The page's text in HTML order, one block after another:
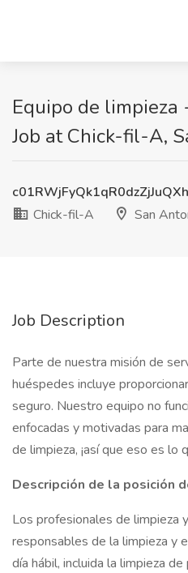
Equipo de limpieza
Job at Chick-fil-A,
Chick-fil-A
San
Job Description
Parte de nuestra misión de
huéspedes incluye
seguro. Nuestro equipo no
enfocadas y motivadas para
de limpieza, ¡así que eso es lo
Descripción de la posición
Los profesionales de limpieza
responsables de la limpieza y
día hábil, incluida la limpieza